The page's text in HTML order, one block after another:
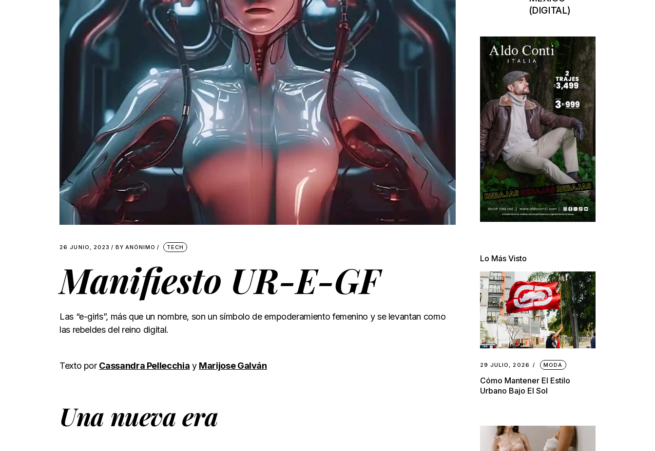
26 JUNIO, 2023 BY ANÓNIMO TECH
Manifiesto UR-E-GF
Las “e-girls”, más que un nombre, son un símbolo de empoderamiento femenino y se levantan como
las rebeldes del reino digital.
Texto por Cassandra Pellecchia y Marijose Galván
Una nueva era
(DIGITAL)
Lo Más Visto
29 JULIO, 2026 MODA
Cómo Mantener El Estilo
Urbano Bajo El Sol